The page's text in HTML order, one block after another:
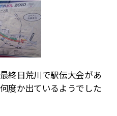
終日荒川で駅伝大会があ
度か出ているようでした